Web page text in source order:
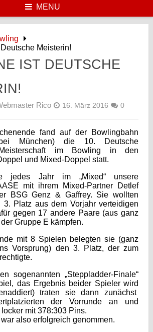
MENU
Meisterin!
IST DEUTSCHE
Rico 16. März 2016 0
fand auf der Bowlingbahn
München) die 10. Deutsche
Meisterschaft im Bowling in den
und Mixed-Doppel statt.
jedes Jahr im „Mixed“ unsere
mit ihrem Mixed-Partner Detlef
BSG Genz & Gaffrey. Sie wollten
3. Platz aus dem Vorjahr verteidigen
gegen 17 andere Paare (aus ganz
Gruppe E kämpfen.
mit 8 Spielen belegten sie (ganz
Vorsprung) den 3. Platz, der zum
sogenannten „Steppladder-Finale“
das Ergebnis beider Spieler wird
traten sie dann zunächst
der Vorrunde an und
mit 378:303 Pins.
also erfolgreich genommen.